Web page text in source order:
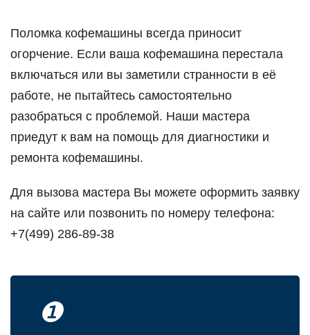
Поломка кофемашины всегда приносит
огорчение. Если ваша кофемашина перестала
включаться или вы заметили странности в её
работе, не пытайтесь самостоятельно
разобраться с проблемой. Наши мастера
приедут к вам на помощь для диагностики и
ремонта кофемашины.
Для вызова мастера Вы можете оформить заявку
на сайте или позвонить по номеру телефона:
+7(499) 286-89-38
❶